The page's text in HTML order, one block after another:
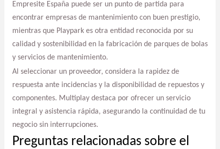
Empresite España puede ser un punto de partida para
encontrar empresas de mantenimiento con buen prestigio,
mientras que Playpark es otra entidad reconocida por su
calidad y sostenibilidad en la fabricación de parques de bolas
y servicios de mantenimiento.
Al seleccionar un proveedor, considera la rapidez de
respuesta ante incidencias y la disponibilidad de repuestos y
componentes. Multiplay destaca por ofrecer un servicio
integral y asistencia rápida, asegurando la continuidad de tu
negocio sin interrupciones.
Preguntas relacionadas sobre el